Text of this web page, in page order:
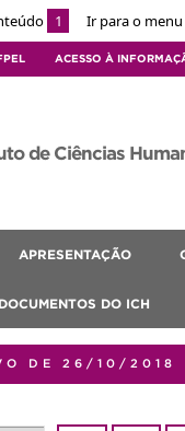
1 Ir para o menu
ACESSO À
de Ciências
APRESENTAÇÃO
DOCUMENTOS DO ICH
DE 26/10/2018